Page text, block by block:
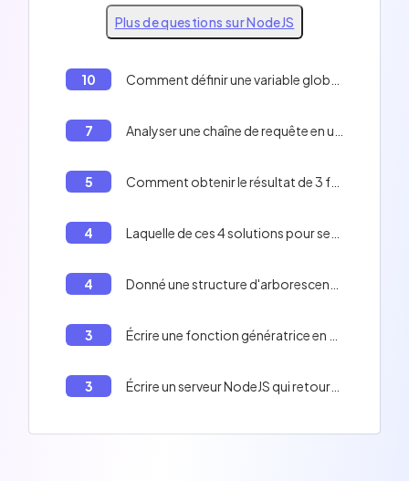
Plus de questions sur NodeJS
10
7
5
4
4
3
3